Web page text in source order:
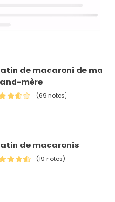
de macaroni de ma
mère
(69 notes)
de macaronis
(19 notes)